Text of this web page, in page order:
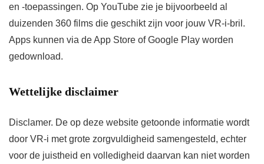
en -toepassingen. Op YouTube zie je bijvoorbeeld al
duizenden 360 films die geschikt zijn voor jouw VR-i-bril.
Apps kunnen via de App Store of Google Play worden
gedownload.
Wettelijke disclaimer
Disclamer. De op deze website getoonde informatie wordt
door VR-i met grote zorgvuldigheid samengesteld, echter
voor de juistheid en volledigheid daarvan kan niet worden